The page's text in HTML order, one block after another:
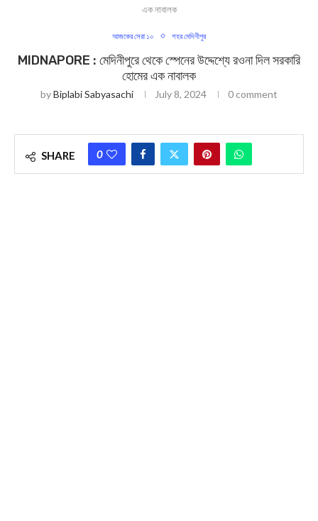
এক নাবালক
আজকের সেরা ১০ শহর মেদিনীপুর
MIDNAPORE : মেদিনীপুরে থেকে স্পেনের উদ্দেশ্যে রওনা দিল সরকারি
হোমের এক নাবালক
byBiplabi Sabyasachi July 8, 2024 0 comment
SHARE 0